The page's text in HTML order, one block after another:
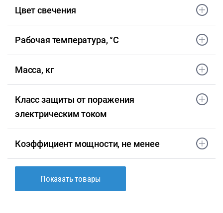
Цвет свечения
Рабочая температура, °С
Масса, кг
Класс защиты от поражения
электрическим током
Коэффициент мощности, не менее
Показать товары